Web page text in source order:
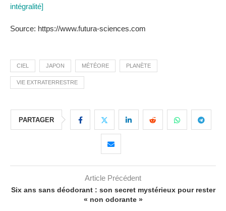
intégralité]
Source: https://www.futura-sciences.com
CIEL JAPON MÉTÉORE PLANÈTE
VIE EXTRATERRESTRE
PARTAGER
Article Précédent
Six ans sans déodorant : son secret mystérieux pour rester
« non odorante »